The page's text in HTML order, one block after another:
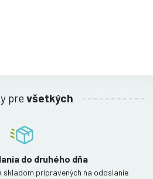
pre všetkých
do druhého dňa
skladom pripravených na odoslanie